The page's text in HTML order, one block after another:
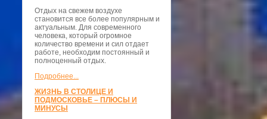
Отдых на свежем воздухе
становится все более популярным и
актуальным. Для современного
человека, который огромное
количество времени и сил отдает
работе, необходим постоянный и
полноценный отдых.
Подробнее...
ЖИЗНЬ В СТОЛИЦЕ И
ПОДМОСКОВЬЕ – ПЛЮСЫ И
МИНУСЫ